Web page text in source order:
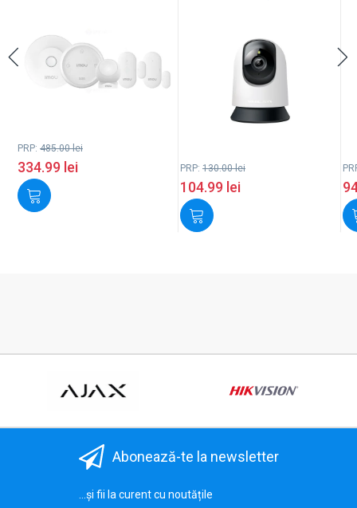
PRP: 485.00lei
334.99 lei PRP: 130.00lei
104.99 lei
Abonează-te la newsletter
...și fii la curent cu noutățile